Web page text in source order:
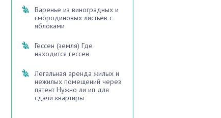
Варенье из виноградных и
смородиновых листьев с
яблоками
Гессен (земля) Где
находится гессен
Легальная аренда жилых и
нежилых помещений через
патент Нужно ли ип для
сдачи квартиры